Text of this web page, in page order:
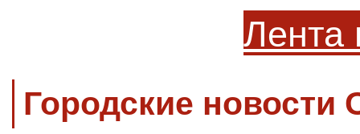
Лента
Городские новости